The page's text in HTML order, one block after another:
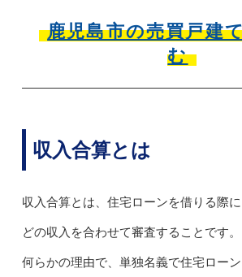
鹿児島市の売買戸建
む
収入合算とは
収入合算とは、住宅ローンを借りる際
どの収入を合わせて審査することです。
何らかの理由で、単独名義で住宅ロー